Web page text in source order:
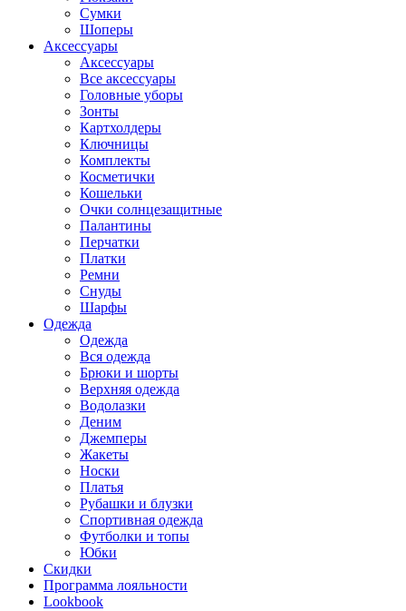
Сумки
Шоперы
Аксессуары
Аксессуары
Все аксессуары
Головные уборы
Зонты
Картхолдеры
Ключницы
Комплекты
Косметички
Кошельки
Очки солнцезащитные
Палантины
Перчатки
Платки
Ремни
Снуды
Шарфы
Одежда
Одежда
Вся одежда
Брюки и шорты
Верхняя одежда
Водолазки
Деним
Джемперы
Жакеты
Носки
Платья
Рубашки и блузки
Спортивная одежда
Футболки и топы
Юбки
Скидки
Программа лояльности
Lookbook